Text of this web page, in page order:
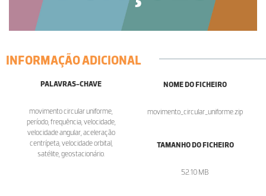
INFORMAÇÃO ADICIONAL
PALAVRAS-CHAVE
movimento circular uniforme,
período, frequência, velocidade,
velocidade angular, aceleração
centrípeta, velocidade orbital,
satélite, geostacionário.
NOME DO FICHEIRO
movimento_circular_uniforme.zip
TAMANHO DO FICHEIRO
52.10 MB